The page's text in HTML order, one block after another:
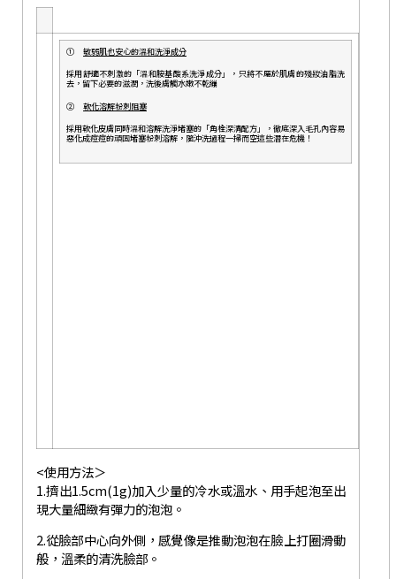
① 敏弱肌也安心的溫和洗淨成分
採用舒適不刺激的「溫和胺基酸系洗淨成分」，只將不屬於肌膚的殘妝油脂洗
去，留下必要的滋潤，洗後膚觸水嫩不乾繃
② 軟化溶解粉刺阻塞
採用軟化皮膚同時溫和溶解洗淨堵塞的「角栓深清配方」，徹底深入毛孔內容易
惡化成痘痘的頑固堵塞粉刺溶解，隨沖洗過程一掃而空這些潛在危機！
<使用方法＞
1.擠出1.5cm(1g)加入少量的冷水或溫水、用手起泡至出
現大量細緻有彈力的泡泡。
2.從臉部中心向外側，感覺像是推動泡泡在臉上打圈滑動
般，溫柔的清洗臉部。